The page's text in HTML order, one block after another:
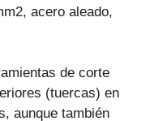
acero aleado,
de corte
(tuercas) en
aunque también